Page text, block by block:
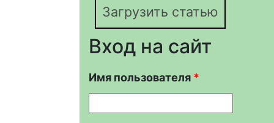
Загрузить статью
Вход на сайт
Имя пользователя *